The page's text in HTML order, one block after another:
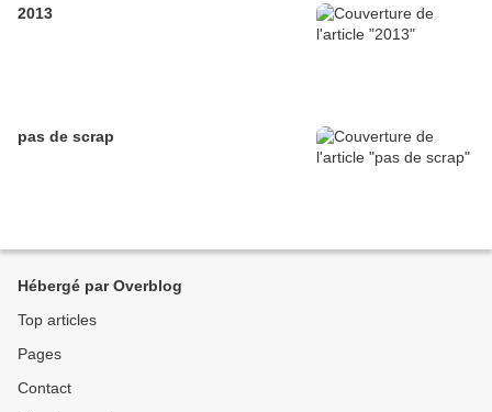
2013
pas de scrap
Hébergé par Overblog
Top articles
Pages
Contact